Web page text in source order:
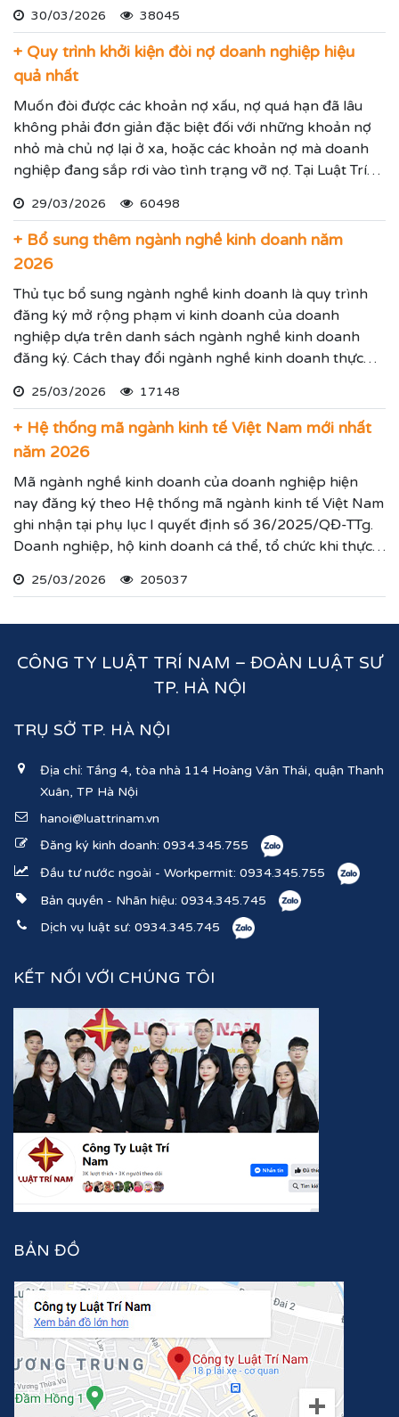
30/03/2026 38045
+ Quy trình khởi kiện đòi nợ doanh nghiệp hiệu
quả nhất
Muốn đòi được các khoản nợ xấu, nợ quá hạn đã lâu
không phải đơn giản đặc biệt đối với những khoản nợ
nhỏ mà chủ nợ lại ở xa, hoặc các khoản nợ mà doanh
nghiệp đang sắp rơi vào tình trạng vỡ nợ. Tại Luật Trí
quyết các tranh chấp kinh tế hiệu quả đảm bảo sẽ giúp
thực hiện các yêu cầu mà Quý vị đưa ra.
29/03/2026 60498
+ Bổ sung thêm ngành nghề kinh doanh năm
2026
Thủ tục bổ sung ngành nghề kinh doanh là quy trình
đăng ký mở rộng phạm vi kinh doanh của doanh
nghiệp dựa trên danh sách ngành nghề kinh doanh
đăng ký. Cách thay đổi ngành nghề kinh doanh thực
25/03/2026 17148
+ Hệ thống mã ngành kinh tế Việt Nam mới nhất
năm 2026
Mã ngành nghề kinh doanh của doanh nghiệp hiện
nay đăng ký theo Hệ thống mã ngành kinh tế Việt Nam
ghi nhận tại phụ lục I quyết định số 36/2025/QĐ-TTg.
Doanh nghiệp, hộ kinh doanh cá thể, tổ chức khi thực
ghi nhận lĩnh vực hoạt động, ngành nghề kinh doanh
25/03/2026 205037
CÔNG TY LUẬT TRÍ NAM – ĐOÀN LUẬT SƯ
TP. HÀ NỘI
TRỤ SỞ TP. HÀ NỘI
Địa chỉ: Tầng 4, tòa nhà 114 Hoàng Văn Thái, quận Thanh
Xuân, TP Hà Nội
hanoi@luattrinam.vn
Đăng ký kinh doanh: 0934.345.755
Đầu tư nước ngoài - Workpermit: 0934.345.755
Bản quyền - Nhãn hiệu: 0934.345.745
Dịch vụ luật sư: 0934.345.745
KẾT NỐI VỚI CHÚNG TÔI
BẢN ĐỒ